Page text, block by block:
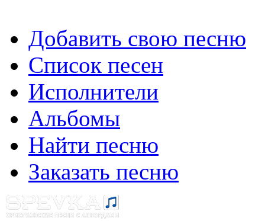
Добавить свою песню
Список песен
Исполнители
Альбомы
Найти песню
Заказать песню